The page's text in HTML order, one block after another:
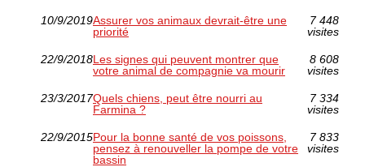
10/9/2019Assurer vos animaux devrait-être une
priorité
7 448
visites
22/9/2018Les signes qui peuvent montrer que
votre animal de compagnie va mourir
8 608
visites
23/3/2017Quels chiens, peut être nourri au
Farmina ?
7 334
visites
22/9/2015Pour la bonne santé de vos poissons,
pensez à renouveller la pompe de votre
bassin
7 833
visites